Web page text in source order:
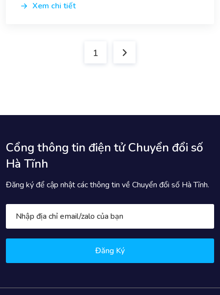
Xem chi tiết
1
Cổng thông tin điện tử Chuyển đổi số
Hà Tĩnh
Đăng ký để cập nhật các thông tin về Chuyển đổi số Hà Tĩnh.
Đăng Ký